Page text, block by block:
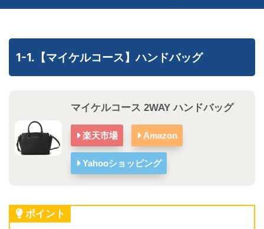
1-1.【マイケルコース】ハンドバッグ
マイケルコース 2WAY ハンドバッグ
楽天市場 Amazon
Yahooショッピング
ポイント